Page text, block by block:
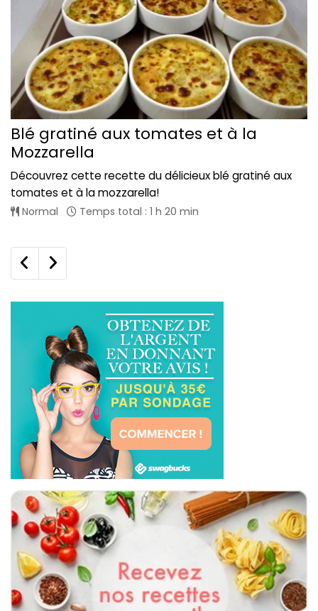
Blé gratiné aux tomates et à la
Mozzarella
Découvrez cette recette du délicieux blé gratiné aux
tomates et à la mozzarella!
Normal Temps total : 1 h 20 min